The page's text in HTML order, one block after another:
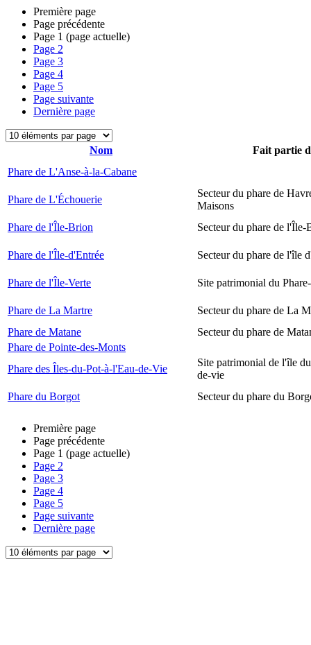
Première page
Page précédente
Page 1 (page actuelle)
Page 2
Page 3
Page 4
Page 5
Page suivante
Dernière page
Nom
Fait partie
Phare de L'Anse-à-la-Cabane
Phare de L'Échouerie
Secteur du phare de
Maisons
Phare de l'Île-Brion
Secteur du phare de l'Île-
Phare de l'Île-d'Entrée Secteur du phare de l'île
Phare de l'Île-Verte Site patrimonial du
Phare de La Martre
Secteur du phare de La
Phare de Matane
Secteur du phare de
Phare de Pointe-des-Monts
Phare des Îles-du-Pot-à-l'Eau-de-Vie
Site patrimonial de l'île
de-vie
Phare du Borgot
Secteur du phare du
Première page
Page précédente
Page 1 (page actuelle)
Page 2
Page 3
Page 4
Page 5
Page suivante
Dernière page